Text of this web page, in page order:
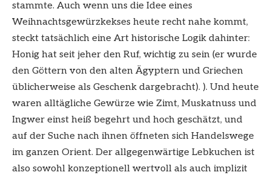
stammte. Auch wenn uns die Idee eines
Weihnachtsgewürzkekses heute recht nahe kommt,
steckt tatsächlich eine Art historische Logik dahinter:
Honig hat seit jeher den Ruf, wichtig zu sein (er wurde
den Göttern von den alten Ägyptern und Griechen
üblicherweise als Geschenk dargebracht). ). Und heute
waren alltägliche Gewürze wie Zimt, Muskatnuss und
Ingwer einst heiß begehrt und hoch geschätzt, und
auf der Suche nach ihnen öffneten sich Handelswege
im ganzen Orient. Der allgegenwärtige Lebkuchen ist
also sowohl konzeptionell wertvoll als auch implizit